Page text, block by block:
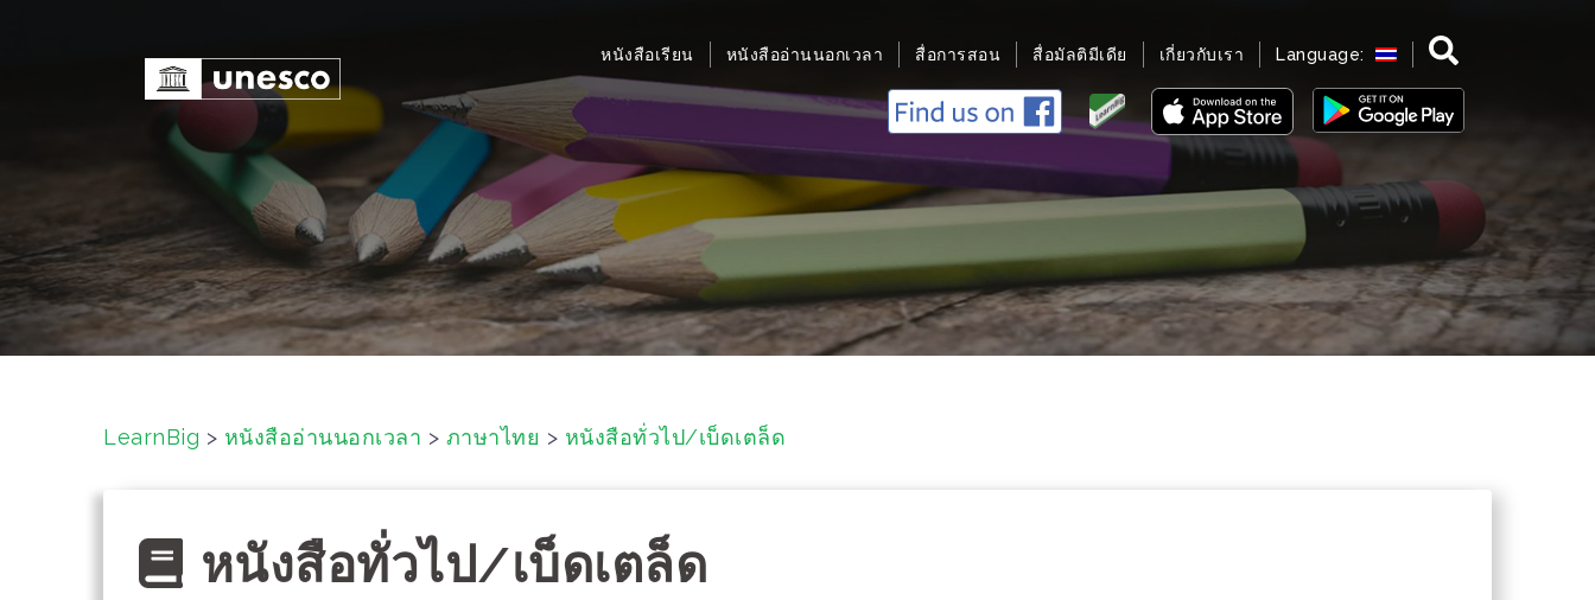
n
t
e
หนังสือเรียน หนังสืออ่านนอกเวลา สื่อการสอน สื่อมัลติมีเดีย เกี่ยวกับเรา Language:
LearnBig > หนังสืออ่านนอกเวลา > ภาษาไทย > หนังสือทั่วไป/เบ็ดเตล็ด
หนังสือทั่วไป/เบ็ดเตล็ด